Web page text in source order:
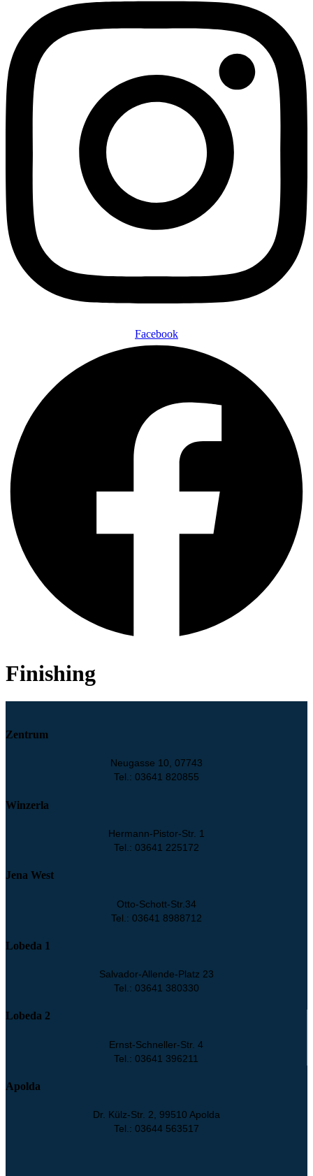
Facebook
Finishing
Zentrum
Neugasse 10, 07743
Tel.: 03641 820855
Winzerla
Hermann-Pistor-Str. 1
Tel.: 03641 225172
Jena West
Otto-Schott-Str.34
Tel.: 03641 8988712
Lobeda 1
Salvador-Allende-Platz 23
Tel.: 03641 380330
Lobeda 2
Ernst-Schneller-Str. 4
Tel.: 03641 396211
Apolda
Dr. Külz-Str. 2, 99510 Apolda
Tel.: 03644 563517